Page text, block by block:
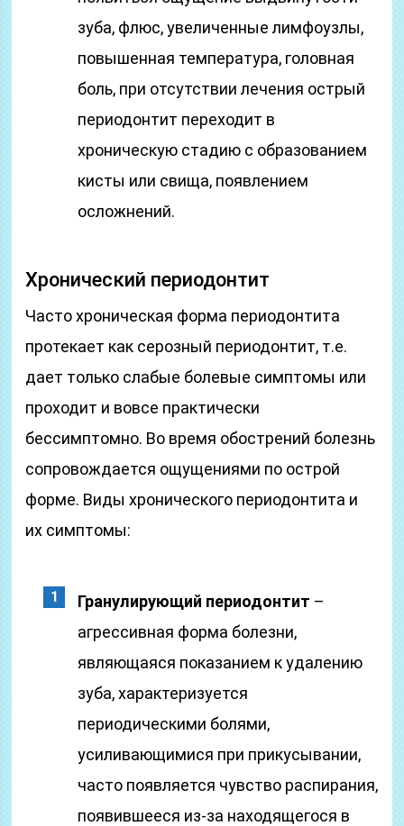
зуба, флюс, увеличенные лимфоузлы,
повышенная температура, головная
боль, при отсутствии лечения острый
периодонтит переходит в
хроническую стадию с образованием
кисты или свища, появлением
осложнений.
Хронический периодонтит
Часто хроническая форма периодонтита
протекает как серозный периодонтит, т.е.
дает только слабые болевые симптомы или
проходит и вовсе практически
бессимптомно. Во время обострений болезнь
сопровождается ощущениями по острой
форме. Виды хронического периодонтита и
их симптомы:
Гранулирующий периодонтит –
агрессивная форма болезни,
являющаяся показанием к удалению
зуба, характеризуется
периодическими болями,
усиливающимися при прикусывании,
часто появляется чувство распирания,
появившееся из-за находящегося в